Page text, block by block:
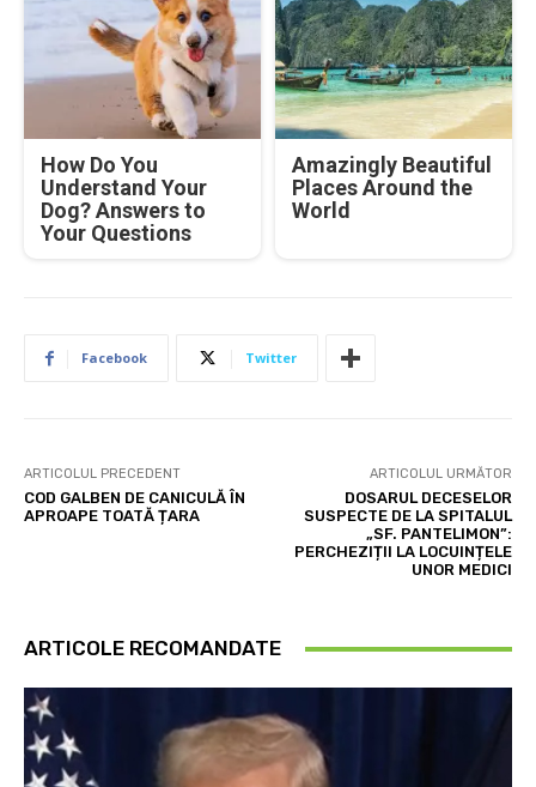
How Do You
Understand Your
Dog? Answers to
Your Questions
Amazingly Beautiful
Places Around the
World
Facebook Twitter
ARTICOLUL PRECEDENT
COD GALBEN DE CANICULĂ ÎN
APROAPE TOATĂ ȚARA
ARTICOLUL URMĂTOR
DOSARUL DECESELOR
SUSPECTE DE LA SPITALUL
„SF. PANTELIMON”:
PERCHEZIȚII LA LOCUINȚELE
UNOR MEDICI
ARTICOLE RECOMANDATE